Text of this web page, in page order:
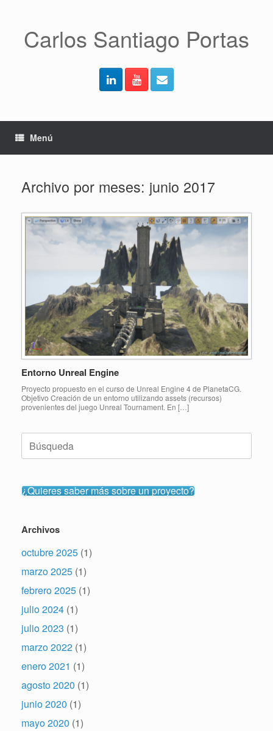
Carlos Santiago Portas
Menú
Archivo por meses: junio 2017
Entorno Unreal Engine
Proyecto propuesto en el curso de Unreal Engine 4 de PlanetaCG.
Objetivo Creación de un entorno utilizando assets (recursos)
provenientes del juego Unreal Tournament. En […]
Buscar:
¿Quieres saber más sobre un proyecto?
Archivos
octubre 2025 (1)
marzo 2025 (1)
febrero 2025 (1)
julio 2024 (1)
julio 2023 (1)
marzo 2022 (1)
enero 2021 (1)
agosto 2020 (1)
junio 2020 (1)
mayo 2020 (1)